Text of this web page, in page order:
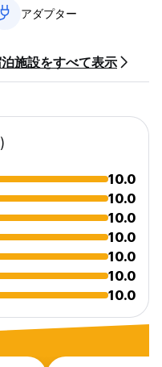
ィ、リラックスして自分自
らしいものにするための設
ファイヤーをしたり、オー
、読書用の本をたくさん
ティバルのシーズンのた
間中、ご予約を確保するた
ます。
るキャンプ用テントで、バ
ームと混同しないでくださ
アダプター
施設をすべて表示
10.0
10.0
10.0
10.0
10.0
10.0
10.0